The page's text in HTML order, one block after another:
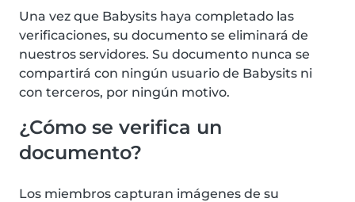
Una vez que Babysits haya completado las
verificaciones, su documento se eliminará de
nuestros servidores. Su documento nunca se
compartirá con ningún usuario de Babysits ni
con terceros, por ningún motivo.
¿Cómo se verifica un
documento?
Los miembros capturan imágenes de su